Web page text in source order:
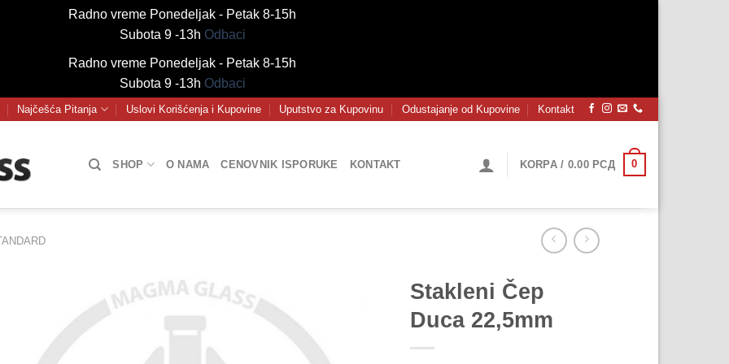
Radno vreme Ponedeljak - Petak 8-15h
Subota 9 -13h Odbaci
Radno vreme Ponedeljak - Petak 8-15h
Subota 9 -13h Odbaci
Najčešća Pitanja Uslovi Korišćenja i Kupovine Uputstvo za Kupovinu Odustajanje od Kupovine Kontakt
SHOP O NAMA CENOVNIK ISPORUKE KONTAKT KORPA / 0.00 РСД 0
Stakleni Čep
Duca 22,5mm